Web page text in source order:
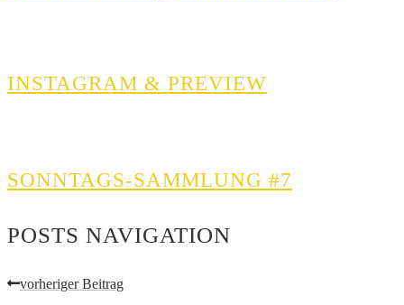
INSTAGRAM & PREVIEW
SONNTAGS-SAMMLUNG #7
POSTS NAVIGATION
vorheriger Beitrag